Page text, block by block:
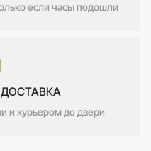
если часы подошли
и курьером до двери